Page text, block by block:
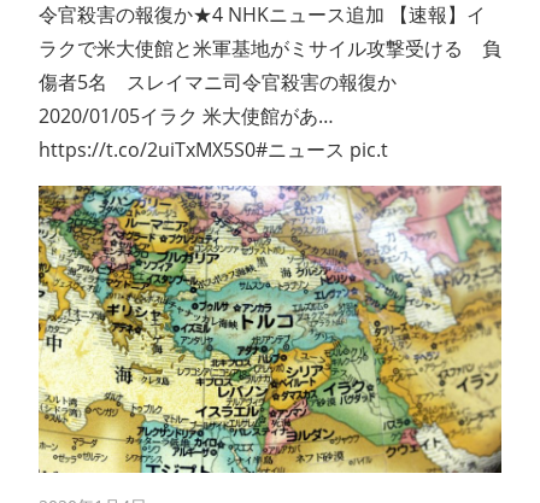
令官殺害の報復か★4 NHKニュース追加 【速報】イ
ラクで米大使館と米軍基地がミサイル攻撃受ける 負
傷者5名 スレイマニ司令官殺害の報復か
2020/01/05イラク 米大使館があ…
https://t.co/2uiTxMX5S0#ニュース pic.t